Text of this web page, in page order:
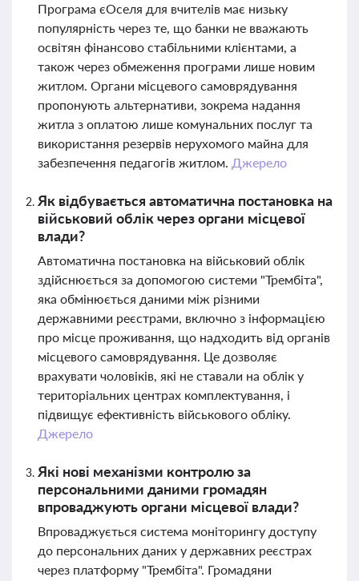
Програма єОселя для вчителів має низьку
популярність через те, що банки не вважають
освітян фінансово стабільними клієнтами, а
також через обмеження програми лише новим
житлом. Органи місцевого самоврядування
пропонують альтернативи, зокрема надання
житла з оплатою лише комунальних послуг та
використання резервів нерухомого майна для
забезпечення педагогів житлом. Джерело
Як відбувається автоматична постановка на
військовий облік через органи місцевої
влади?
Автоматична постановка на військовий облік
здійснюється за допомогою системи "Трембіта",
яка обмінюється даними між різними
державними реєстрами, включно з інформацією
про місце проживання, що надходить від органів
місцевого самоврядування. Це дозволяє
врахувати чоловіків, які не ставали на облік у
територіальних центрах комплектування, і
підвищує ефективність військового обліку.
Джерело
Які нові механізми контролю за
персональними даними громадян
впроваджують органи місцевої влади?
Впроваджується система моніторингу доступу
до персональних даних у державних реєстрах
через платформу "Трембіта". Громадяни